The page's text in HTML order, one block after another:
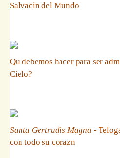
Salvacin del Mundo
Qu debemos hacer para ser
Cielo?
Santa Gertrudis Magna -
con todo su corazn